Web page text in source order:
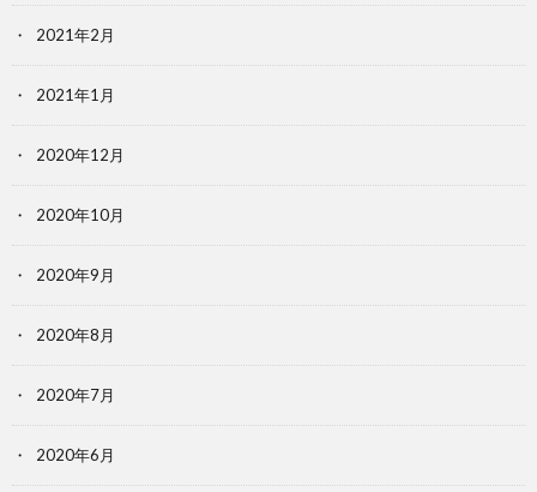
2021年2月
2021年1月
2020年12月
2020年10月
2020年9月
2020年8月
2020年7月
2020年6月